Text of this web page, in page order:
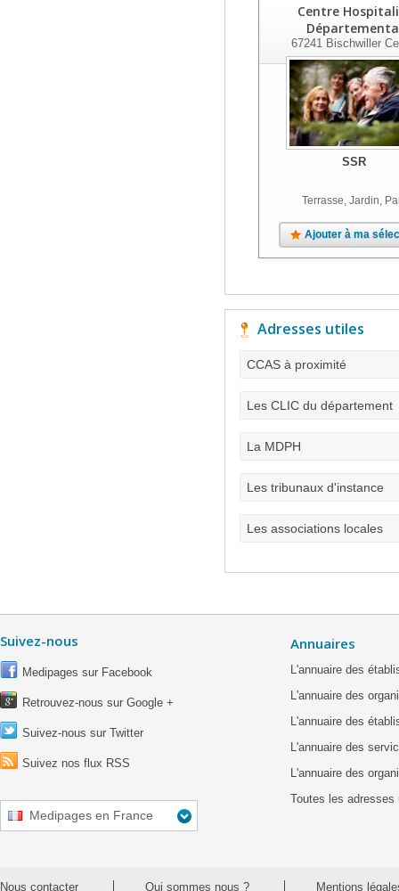
Centre
67241Bischwiller
SSR
Terrasse, Jardin,
Ajouter à ma
Adresses utiles
CCAS à proximité
Les CLIC du département
La MDPH
Les tribunaux d'instance
Les associations locales
Suivez-nous
Medipages sur Facebook
Retrouvez-nous sur Google +
Suivez-nous sur Twitter
Suivez nos flux RSS
Medipages en France
Annuaires
L'annuaire des
L'annuaire des
L'annuaire des
L'annuaire des
L'annuaire des
Toutes les adresses
Nous contacter Qui sommes nous ? Mentions